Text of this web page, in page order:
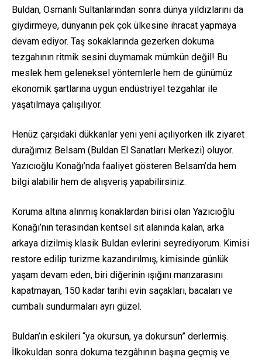
Buldan, Osmanlı Sultanlarından sonra dünya yıldızlarını da
giydirmeye, dünyanın pek çok ülkesine ihracat yapmaya
devam ediyor. Taş sokaklarında gezerken dokuma
tezgahının ritmik sesini duymamak mümkün değil! Bu
meslek hem geleneksel yöntemlerle hem de günümüz
ekonomik şartlarına uygun endüstriyel tezgahlar ile
yaşatılmaya çalışılıyor.
Henüz çarşıdaki dükkanlar yeni yeni açılıyorken ilk ziyaret
durağımız Belsam (Buldan El Sanatları Merkezi) oluyor.
Yazıcıoğlu Konağı’nda faaliyet gösteren Belsam’da hem
bilgi alabilir hem de alışveriş yapabilirsiniz.
Koruma altına alınmış konaklardan birisi olan Yazıcıoğlu
Konağı’nın terasından kentsel sit alanında kalan, arka
arkaya dizilmiş klasik Buldan evlerini seyrediyorum. Kimisi
restore edilip turizme kazandırılmış, kimisinde günlük
yaşam devam eden, biri diğerinin ışığını manzarasını
kapatmayan, 150 kadar tarihi evin saçakları, bacaları ve
cumbalı sundurmaları ayrı güzel.
Buldan’ın eskileri “ya okursun, ya dokursun” derlermiş.
İlkokuldan sonra dokuma tezgâhının başına geçmiş ve